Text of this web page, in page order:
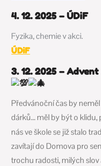
4. 12. 2025 – ÚDiF
Fyzika, chemie v akci.
ÚDiF
3. 12. 2025 –
Předvánoční čas by
dárků… měl by být o
nás ve škole se již stalo
zavítají do Domova pro
trochu radosti, milých